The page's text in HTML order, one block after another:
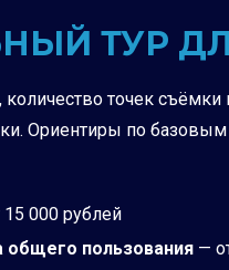
ТУР
точек
Ориентиры по базовым
15 000 рублей
общего пользования —